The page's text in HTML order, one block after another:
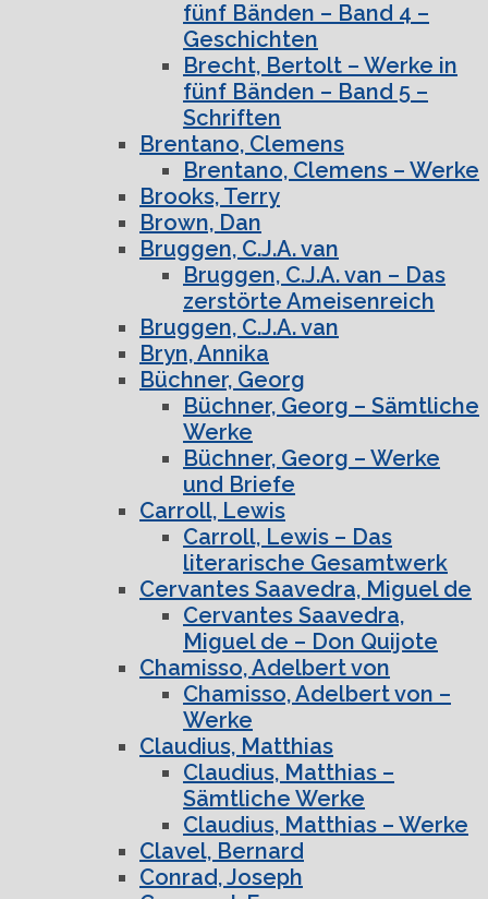
fünf Bänden – Band 4 –
Geschichten
Brecht, Bertolt – Werke in
fünf Bänden – Band 5 –
Schriften
Brentano, Clemens
Brentano, Clemens – Werke
Brooks, Terry
Brown, Dan
Bruggen, C.J.A. van
Bruggen, C.J.A. van – Das
zerstörte Ameisenreich
Bruggen, C.J.A. van
Bryn, Annika
Büchner, Georg
Büchner, Georg – Sämtliche
Werke
Büchner, Georg – Werke
und Briefe
Carroll, Lewis
Carroll, Lewis – Das
literarische Gesamtwerk
Cervantes Saavedra, Miguel de
Cervantes Saavedra,
Miguel de – Don Quijote
Chamisso, Adelbert von
Chamisso, Adelbert von –
Werke
Claudius, Matthias
Claudius, Matthias –
Sämtliche Werke
Claudius, Matthias – Werke
Clavel, Bernard
Conrad, Joseph